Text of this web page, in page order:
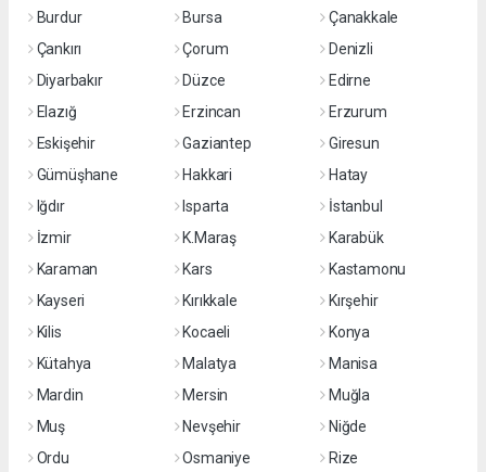
Burdur
Bursa
Çanakkale
Çankırı
Çorum
Denizli
Diyarbakır
Düzce
Edirne
Elazığ
Erzincan
Erzurum
Eskişehir
Gaziantep
Giresun
Gümüşhane
Hakkari
Hatay
Iğdır
Isparta
İstanbul
İzmir
K.Maraş
Karabük
Karaman
Kars
Kastamonu
Kayseri
Kırıkkale
Kırşehir
Kilis
Kocaeli
Konya
Kütahya
Malatya
Manisa
Mardin
Mersin
Muğla
Muş
Nevşehir
Niğde
Ordu
Osmaniye Rize